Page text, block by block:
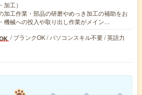
加工）
加工作業・部品の研磨やめっき加工の補助をお
機械への投入や取り出し作業がメイン…
/ ブランクOK / パソコンスキル不要 / 英語力